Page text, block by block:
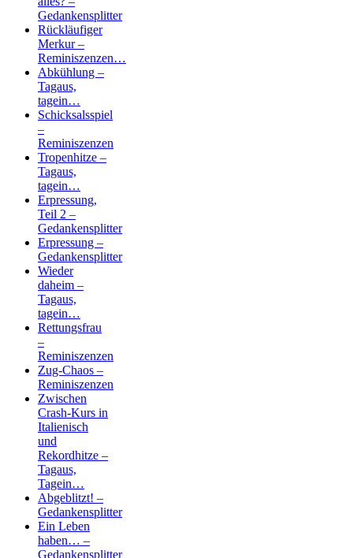
Gedankensplitter
Rückläufiger
Merkur –
Reminiszenzen…
Abkühlung –
Tagaus,
tagein…
Schicksalsspiel
–
Reminiszenzen
Tropenhitze –
Tagaus,
tagein…
Erpressung,
Teil 2 –
Gedankensplitter
Erpressung –
Gedankensplitter
Wieder
daheim –
Tagaus,
tagein…
Rettungsfrau
–
Reminiszenzen
Zug-Chaos –
Reminiszenzen
Zwischen
Crash-Kurs in
Italienisch
und
Rekordhitze –
Tagaus,
Tagein…
Abgeblitzt! –
Gedankensplitter
Ein Leben
haben… –
Gedankensplitter